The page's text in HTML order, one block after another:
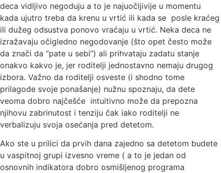
deca vidljivo negoduju a to je najuočljivije u momentu
kada ujutro treba da krenu u vrtić ili kada se posle kraćeg
ili dužeg odsustva ponovo vraćaju u vrtić. Neka deca ne
izražavaju očigledno negodovanje (što opet često može
da znači da “pate u sebi”) ali prihvataju zadatu stanje
onakvo kakvo je, jer roditelji jednostavno nemaju drugog
izbora. Važno da roditelji osveste (i shodno tome
prilagode svoje ponašanje) nužnu spoznaju, da dete
veoma dobro najčešće intuitivno može da prepozna
njihovu zabrinutost i tenziju čak iako roditelji ne
verbalizuju svoja osećanja pred detetom.
Ako ste u prilici da prvih dana zajedno sa detetom budete
u vaspitnoj grupi izvesno vreme ( a to je jedan od
osnovnih indikatora dobro osmišljenog programa